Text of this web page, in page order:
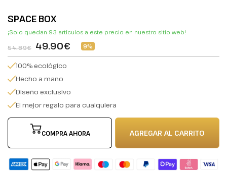
SPACE BOX
¡Solo quedan 93 artículos a este precio en nuestro sitio web!
54.89€ 49.90€ 9%
100% ecológico
Hecho a mano
Diseño exclusivo
El mejor regalo para cualquiera
COMPRA AHORA AGREGAR AL CARRITO